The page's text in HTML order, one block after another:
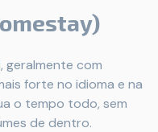
geralmente com
forte no idioma e na
o tempo todo, sem
de dentro.